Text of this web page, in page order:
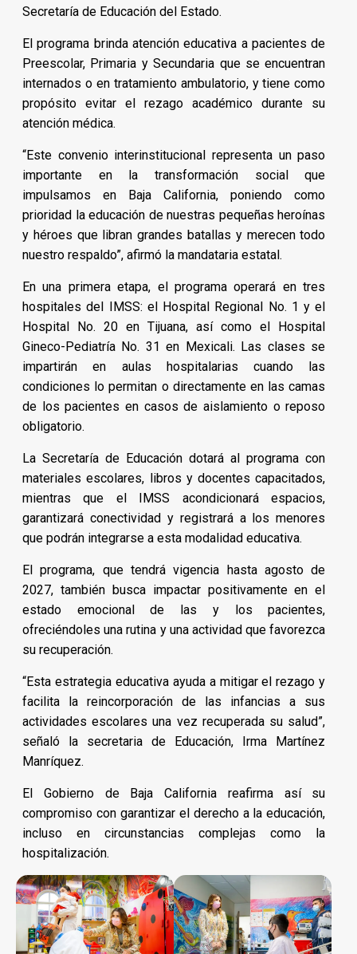
Secretaría de Educación del Estado.
El programa brinda atención educativa a pacientes de
Preescolar, Primaria y Secundaria que se encuentran
internados o en tratamiento ambulatorio, y tiene como
propósito evitar el rezago académico durante su
atención médica.
“Este convenio interinstitucional representa un paso
importante en la transformación social que
impulsamos en Baja California, poniendo como
prioridad la educación de nuestras pequeñas heroínas
y héroes que libran grandes batallas y merecen todo
nuestro respaldo”, afirmó la mandataria estatal.
En una primera etapa, el programa operará en tres
hospitales del IMSS: el Hospital Regional No. 1 y el
Hospital No. 20 en Tijuana, así como el Hospital
Gineco-Pediatría No. 31 en Mexicali. Las clases se
impartirán en aulas hospitalarias cuando las
condiciones lo permitan o directamente en las camas
de los pacientes en casos de aislamiento o reposo
obligatorio.
La Secretaría de Educación dotará al programa con
materiales escolares, libros y docentes capacitados,
mientras que el IMSS acondicionará espacios,
garantizará conectividad y registrará a los menores
que podrán integrarse a esta modalidad educativa.
El programa, que tendrá vigencia hasta agosto de
2027, también busca impactar positivamente en el
estado emocional de las y los pacientes,
ofreciéndoles una rutina y una actividad que favorezca
su recuperación.
“Esta estrategia educativa ayuda a mitigar el rezago y
facilita la reincorporación de las infancias a sus
actividades escolares una vez recuperada su salud”,
señaló la secretaria de Educación, Irma Martínez
Manríquez.
El Gobierno de Baja California reafirma así su
compromiso con garantizar el derecho a la educación,
incluso en circunstancias complejas como la
hospitalización.